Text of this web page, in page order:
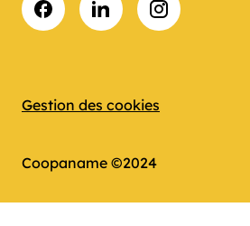
Gestion des cookies
Coopaname ©2024